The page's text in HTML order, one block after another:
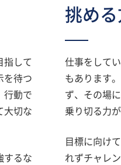
指して
を待つ
行動で
大切な
するな
挑め
仕事をして
もあります
ず、その場
乗り切る力
目標に向け
れずチャレ